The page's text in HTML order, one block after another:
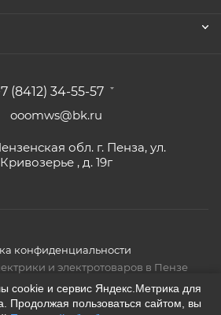
(8412) 34-55-57
ooomws@bk.ru
обл. г. Пенза, ул.
Кривозерье , д. 19г
конфиденциальности
и электротоваров в Пензе
cookie и сервис Яндекс.Метрика для
Продолжая пользоваться сайтом, вы